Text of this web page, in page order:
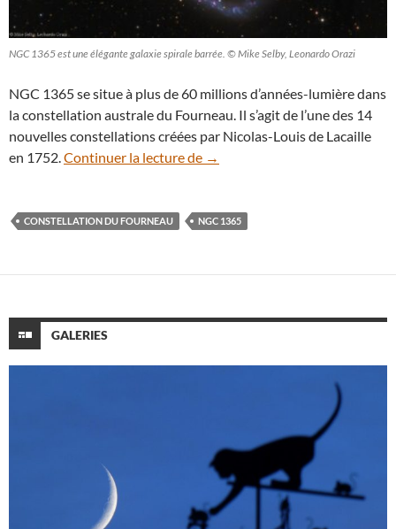
NGC 1365 est une élégante galaxie spirale barrée. © Mike Selby, Leonardo Orazi
NGC 1365 se situe à plus de 60 millions d’années-lumière dans
la constellation australe du Fourneau. Il s’agit de l’une des 14
nouvelles constellations créées par Nicolas-Louis de Lacaille
en 1752. Continuer la lecture de NGC 1365, portrait d’une
→
CONSTELLATION DU FOURNEAU NGC 1365
GALERIES